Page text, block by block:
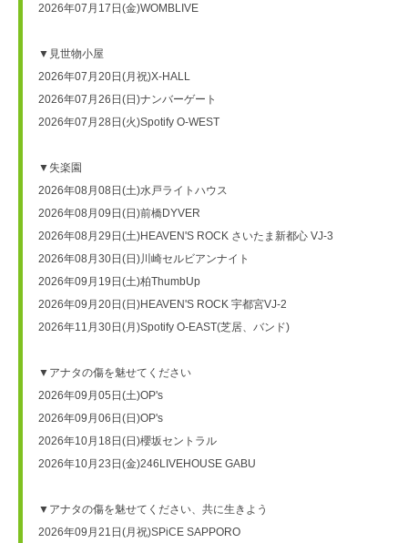
2026年07月17日(金)WOMBLIVE
▼見世物小屋
2026年07月20日(月祝)X-HALL
2026年07月26日(日)ナンバーゲート
2026年07月28日(火)Spotify O-WEST
▼失楽園
2026年08月08日(土)水戸ライトハウス
2026年08月09日(日)前橋DYVER
2026年08月29日(土)HEAVEN'S ROCK さいたま新都心 VJ-3
2026年08月30日(日)川崎セルビアンナイト
2026年09月19日(土)柏ThumbUp
2026年09月20日(日)HEAVEN'S ROCK 宇都宮VJ-2
2026年11月30日(月)Spotify O-EAST(芝居、バンド)
▼アナタの傷を魅せてください
2026年09月05日(土)OP's
2026年09月06日(日)OP's
2026年10月18日(日)櫻坂セントラル
2026年10月23日(金)246LIVEHOUSE GABU
▼アナタの傷を魅せてください、共に生きよう
2026年09月21日(月祝)SPiCE SAPPORO